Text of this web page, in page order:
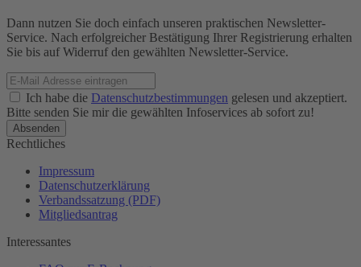
Dann nutzen Sie doch einfach unseren praktischen Newsletter-
Service. Nach erfolgreicher Bestätigung Ihrer Registrierung erhalten
Sie bis auf Widerruf den gewählten Newsletter-Service.
Ich habe die Datenschutzbestimmungen gelesen und akzeptiert.
Bitte senden Sie mir die gewählten Infoservices ab sofort zu!
Rechtliches
Impressum
Datenschutzerklärung
Verbandssatzung (PDF)
Mitgliedsantrag
Interessantes